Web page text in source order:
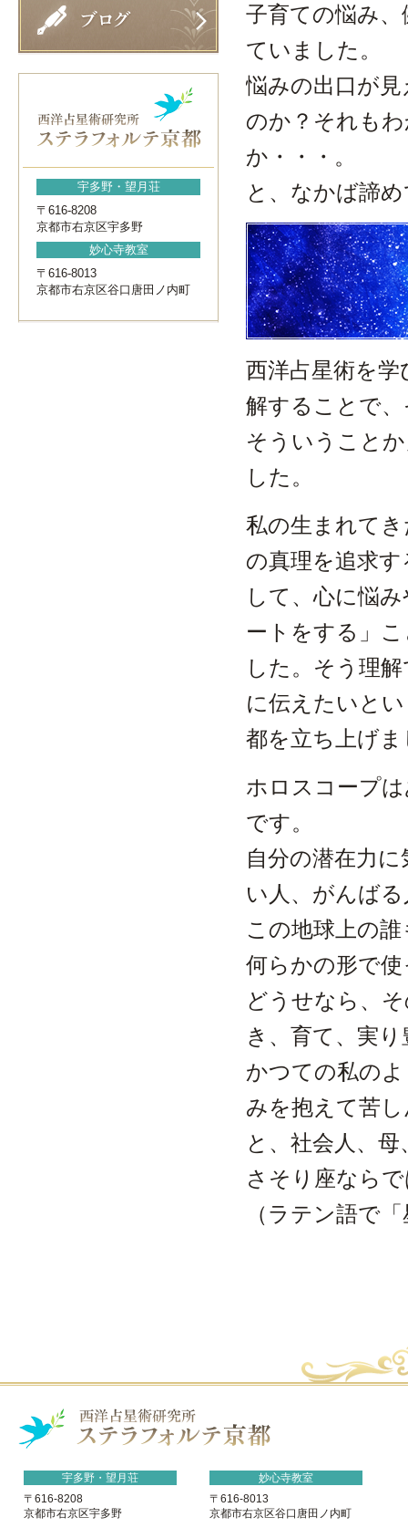
宇多野・望月荘
〒616-8208
京都市右京区宇多野
妙心寺教室
〒616-8013
京都市右京区谷口唐田ノ内町
子育ての悩み
ていました。
悩みの出口が
のか？それも
か・・・。
と、なかば諦
西洋占星術を
解することで
そういうこと
した。
私の生まれて
の真理を追求
して、心に悩
ートをする」
した。そう理
に伝えたいと
都を立ち上げ
ホロスコープ
です。
自分の潜在力
い人、がんば
この地球上の
何らかの形で
どうせなら、
き、育て、実
かつての私の
みを抱えて苦
と、社会人、
さそり座なら
（ラテン語で
宇多野・望月荘
〒616-8208
京都市右京区宇多野
妙心寺教室
〒616-8013
京都市右京区谷口唐田ノ内町